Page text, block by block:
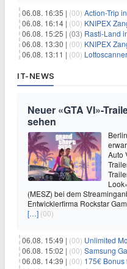
06.08. 16:35 | (00) Action-Trip in die
06.08. 16:14 | (00) KNIPEX
06.08. 15:25 | (03) Rasti-Land
06.08. 13:30 | (00) KNIPEX
06.08. 13:11 | (00) Lottoscanner-
IT-NEWS
Neuer «GTA VI»-
sehen
Auto
(MESZ) bei dem
Entwicklerfirma Rockstar
[…] (00)
06.08. 15:49 | (00) Unlimited Mobile
06.08. 15:02 | (00) Samsung Galaxy S26
06.08. 14:39 | (00) 175€ Bonus